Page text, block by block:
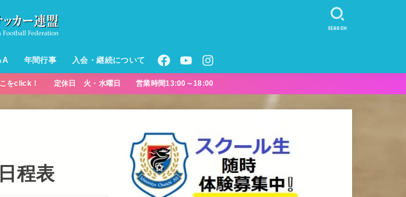
A 年間行事 入会・継続について
SEARCH
こをclick！ 定休日 火・水曜日 営業時間13:00～18:00
程表